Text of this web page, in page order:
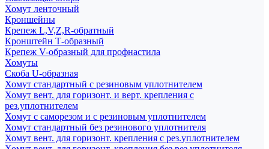
Хомут ленточный
Кроншейны
Крепеж L,V,Z,R-обратный
Кронштейн Т-образный
Крепеж V-образный для профнастила
Хомуты
Скоба U-образная
Хомут стандартный с резиновым уплотнителем
Хомут вент. для горизонт. и верт. крепления с
рез.уплотнителем
Хомут с саморезом и с резиновым уплотнителем
Хомут стандартный без резинового уплотнителя
Хомут вент. для горизонт. крепления с рез.уплотнителем